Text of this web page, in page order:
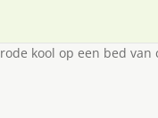
kool op een bed